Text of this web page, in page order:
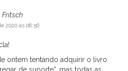
Fritsch
2020 as 08:56
ontem tentando adquirir o livro
de suporte”, mas todas as